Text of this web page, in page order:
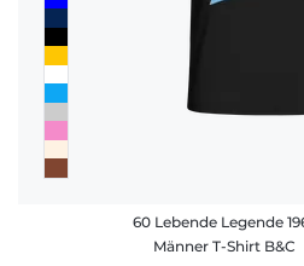
60 Lebende Legende
Männer T-Shirt B&C